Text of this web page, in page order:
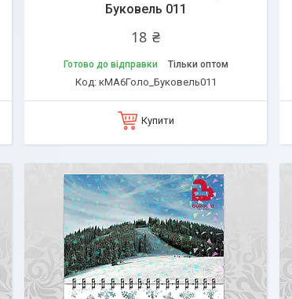
Буковель 011
18 ₴
Готово до відправки Тільки оптом
кМА6Голо_Буковель011
Купити